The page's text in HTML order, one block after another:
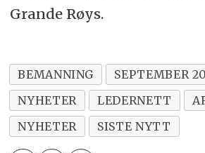
Grande Røys.
BEMANNING
SEPTEMBER
NYHETER
LEDERNETT
NYHETER
SISTE NYTT